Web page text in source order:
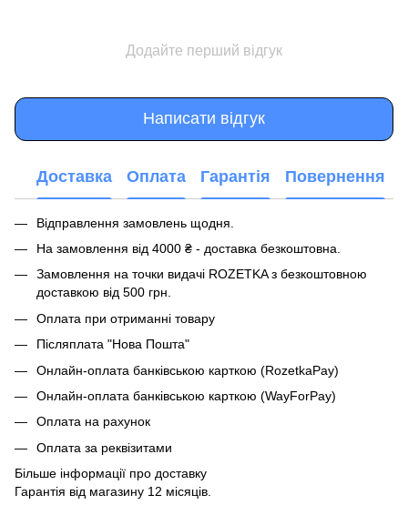
Додайте перший відгук
Написати відгук
Доставка Оплата Гарантія Повернення
Відправлення замовлень щодня.
На замовлення від 4000 ₴ - доставка безкоштовна.
Замовлення на точки видачі ROZETKA з безкоштовною
доставкою від 500 грн.
Оплата при отриманні товару
Післяплата "Нова Пошта"
Онлайн-оплата банківською карткою (RozetkaPay)
Онлайн-оплата банківською карткою (WayForPay)
Оплата на рахунок
Оплата за реквізитами
Більше інформації про доставку
Гарантія від магазину 12 місяців.